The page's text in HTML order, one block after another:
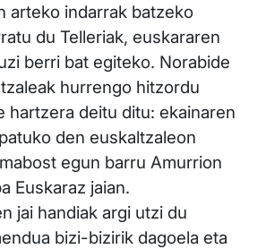
arteko indarrak batzeko
du Telleriak, euskararen
berri bat egiteko. Norabide
hurrengo hitzordu
hartzera deitu ditu: ekainaren
den euskaltzaleon
egun barru Amurrion
Euskaraz jaian.
jai handiak argi utzi du
bizi-bizirik dagoela eta